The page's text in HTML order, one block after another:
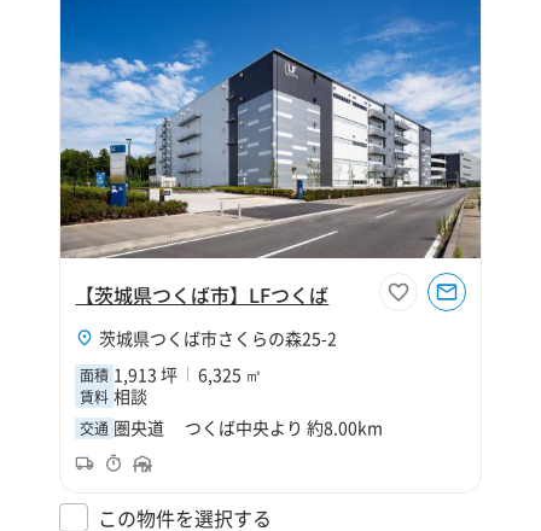
【茨城県つくば市】LFつくば
茨城県つくば市さくらの森25-2
面積 1,913 坪 6,325 ㎡
賃料 相談
交通 圏央道 つくば中央より 約8.00km
この物件を選択する